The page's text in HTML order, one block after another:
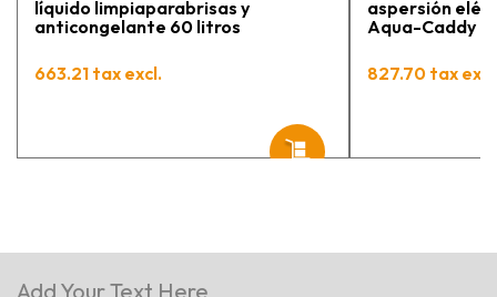
líquido limpiaparabrisas y
anticongelante 60 litros
663.21 tax excl.
aspersión
Aqua-Caddy
827.70 tax
Add Your Text Here